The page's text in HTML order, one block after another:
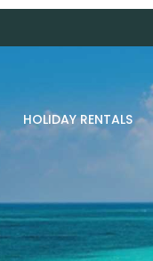
HOLIDAY RENTALS